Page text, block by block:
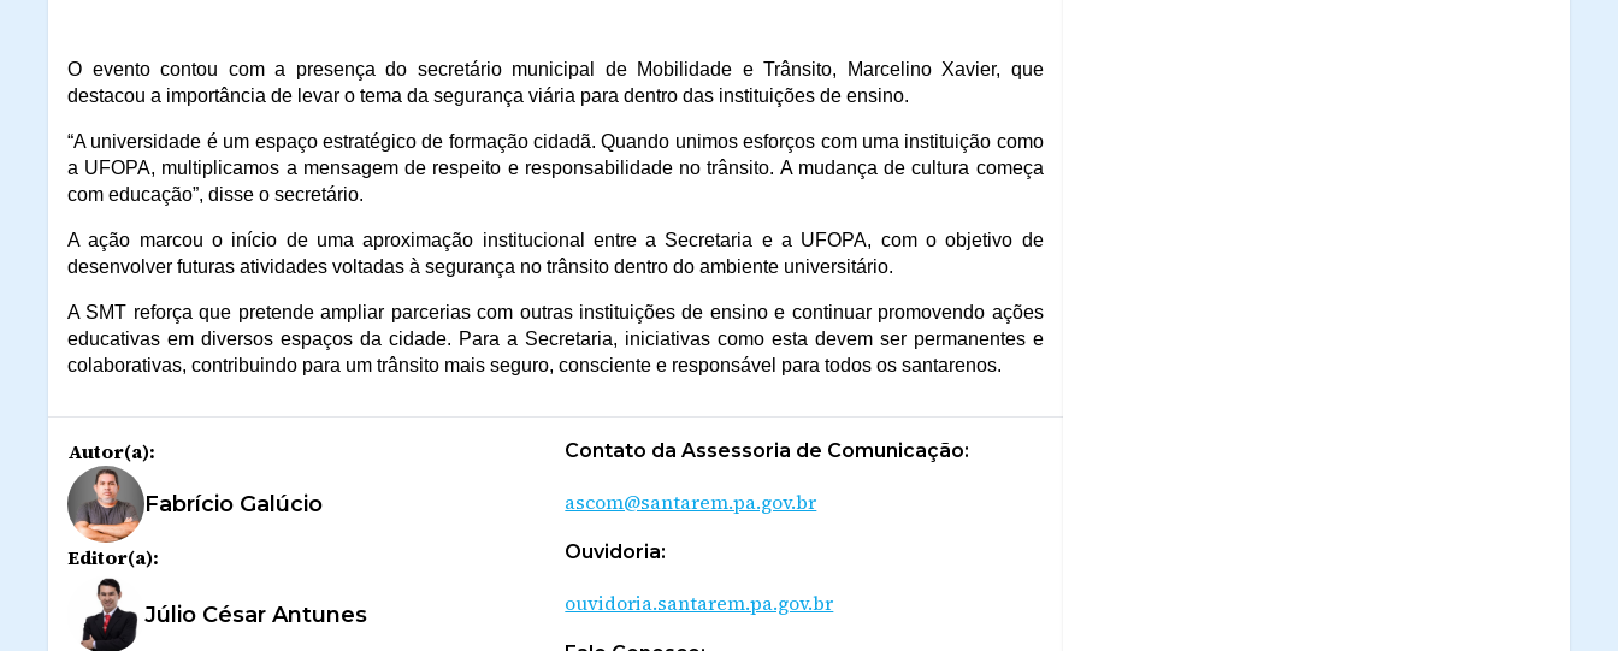
O evento contou com a presença do secretário municipal de Mobilidade e Trânsito, Marcelino Xavier, que
destacou a importância de levar o tema da segurança viária para dentro das instituições de ensino.
“A universidade é um espaço estratégico de formação cidadã. Quando unimos esforços com uma instituição como
a UFOPA, multiplicamos a mensagem de respeito e responsabilidade no trânsito. A mudança de cultura começa
com educação”, disse o secretário.
A ação marcou o início de uma aproximação institucional entre a Secretaria e a UFOPA, com o objetivo de
desenvolver futuras atividades voltadas à segurança no trânsito dentro do ambiente universitário.
A SMT reforça que pretende ampliar parcerias com outras instituições de ensino e continuar promovendo ações
educativas em diversos espaços da cidade. Para a Secretaria, iniciativas como esta devem ser permanentes e
colaborativas, contribuindo para um trânsito mais seguro, consciente e responsável para todos os santarenos.
Autor(a):
Fabrício Galúcio
Editor(a):
Júlio César Antunes
Contato da Assessoria de Comunicação:
ascom@santarem.pa.gov.br
Ouvidoria:
ouvidoria.santarem.pa.gov.br